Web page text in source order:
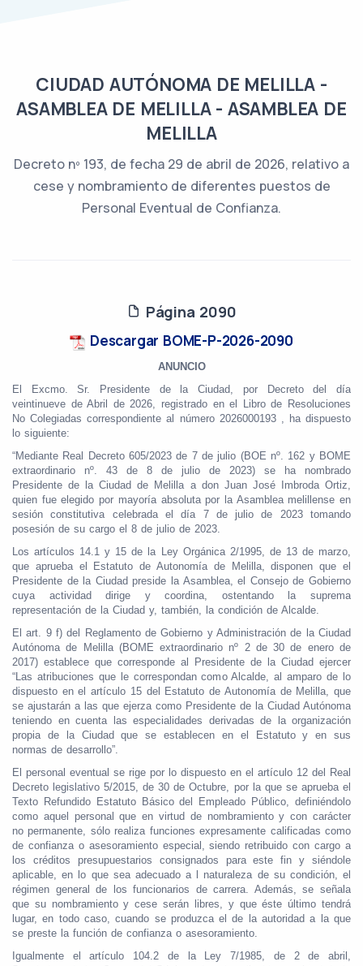
CIUDAD AUTÓNOMA DE MELILLA -
ASAMBLEA DE MELILLA - ASAMBLEA DE
MELILLA
Decreto nº 193, de fecha 29 de abril de 2026, relativo a
cese y nombramiento de diferentes puestos de
Personal Eventual de Confianza.
Página 2090
Descargar BOME-P-2026-2090
ANUNCIO
El Excmo. Sr. Presidente de la Ciudad, por Decreto del día
veintinueve de Abril de 2026, registrado en el Libro de Resoluciones
No Colegiadas correspondiente al número 2026000193 , ha dispuesto
lo siguiente:
“Mediante Real Decreto 605/2023 de 7 de julio (BOE nº. 162 y BOME
extraordinario nº. 43 de 8 de julio de 2023) se ha nombrado
Presidente de la Ciudad de Melilla a don Juan José Imbroda Ortiz,
quien fue elegido por mayoría absoluta por la Asamblea melillense en
sesión constitutiva celebrada el día 7 de julio de 2023 tomando
posesión de su cargo el 8 de julio de 2023.
Los artículos 14.1 y 15 de la Ley Orgánica 2/1995, de 13 de marzo,
que aprueba el Estatuto de Autonomía de Melilla, disponen que el
Presidente de la Ciudad preside la Asamblea, el Consejo de Gobierno
cuya actividad dirige y coordina, ostentando la suprema
representación de la Ciudad y, también, la condición de Alcalde.
El art. 9 f) del Reglamento de Gobierno y Administración de la Ciudad
Autónoma de Melilla (BOME extraordinario nº 2 de 30 de enero de
2017) establece que corresponde al Presidente de la Ciudad ejercer
“Las atribuciones que le correspondan como Alcalde, al amparo de lo
dispuesto en el artículo 15 del Estatuto de Autonomía de Melilla, que
se ajustarán a las que ejerza como Presidente de la Ciudad Autónoma
teniendo en cuenta las especialidades derivadas de la organización
propia de la Ciudad que se establecen en el Estatuto y en sus
normas de desarrollo”.
El personal eventual se rige por lo dispuesto en el artículo 12 del Real
Decreto legislativo 5/2015, de 30 de Octubre, por la que se aprueba el
Texto Refundido Estatuto Básico del Empleado Público, definiéndolo
como aquel personal que en virtud de nombramiento y con carácter
no permanente, sólo realiza funciones expresamente calificadas como
de confianza o asesoramiento especial, siendo retribuido con cargo a
los créditos presupuestarios consignados para este fin y siéndole
aplicable, en lo que sea adecuado a l naturaleza de su condición, el
régimen general de los funcionarios de carrera. Además, se señala
que su nombramiento y cese serán libres, y que éste último tendrá
lugar, en todo caso, cuando se produzca el de la autoridad a la que
se preste la función de confianza o asesoramiento.
Igualmente el artículo 104.2 de la Ley 7/1985, de 2 de abril,